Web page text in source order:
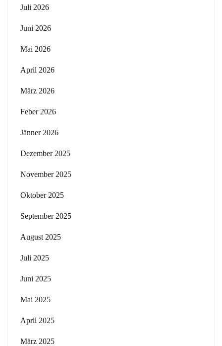
Juli 2026
Juni 2026
Mai 2026
April 2026
März 2026
Feber 2026
Jänner 2026
Dezember 2025
November 2025
Oktober 2025
September 2025
August 2025
Juli 2025
Juni 2025
Mai 2025
April 2025
März 2025